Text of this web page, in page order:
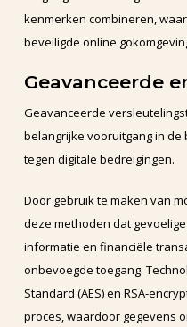
kenmerken combineren,
beveiligde online
Geavanceerde
Geavanceerde
belangrijke vooruitgang in de
tegen digitale bedreigingen.
Door gebruik te maken van
deze methoden dat
informatie en financiële
onbevoegde toegang.
Standard (AES) en RSA-
proces, waardoor gegevens